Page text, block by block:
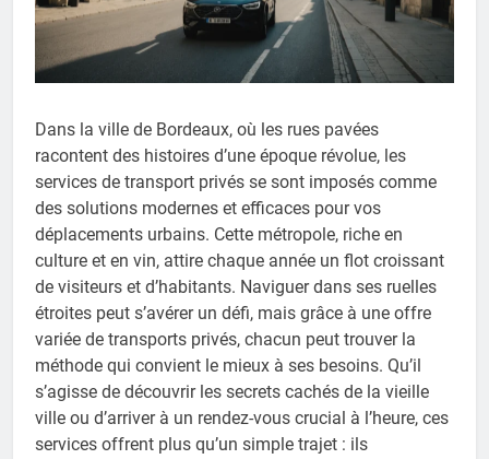
Dans la ville de Bordeaux, où les rues pavées
racontent des histoires d’une époque révolue, les
services de transport privés se sont imposés comme
des solutions modernes et efficaces pour vos
déplacements urbains. Cette métropole, riche en
culture et en vin, attire chaque année un flot croissant
de visiteurs et d’habitants. Naviguer dans ses ruelles
étroites peut s’avérer un défi, mais grâce à une offre
variée de transports privés, chacun peut trouver la
méthode qui convient le mieux à ses besoins. Qu’il
s’agisse de découvrir les secrets cachés de la vieille
ville ou d’arriver à un rendez-vous crucial à l’heure, ces
services offrent plus qu’un simple trajet : ils